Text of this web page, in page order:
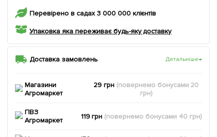
Перевірено в садах 3 000 000 клієнтів
Упаковка яка переживає будь-яку доставку
Доставка замовлень Детальніше→
Магазини
Агромаркет
29 грн (повернемобонусами 20
грн)
ПВЗ
Агромаркет
119 грн (повернемо бонусами 40 грн)